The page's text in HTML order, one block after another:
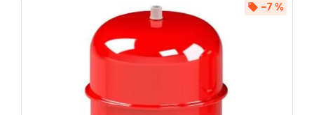
–7 %